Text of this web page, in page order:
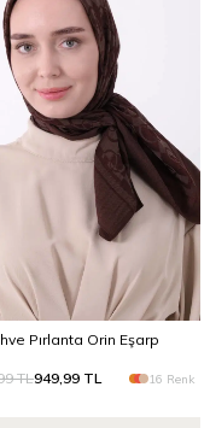
Pırlanta Orin Eşarp
TL949,99 TL 16 Renk